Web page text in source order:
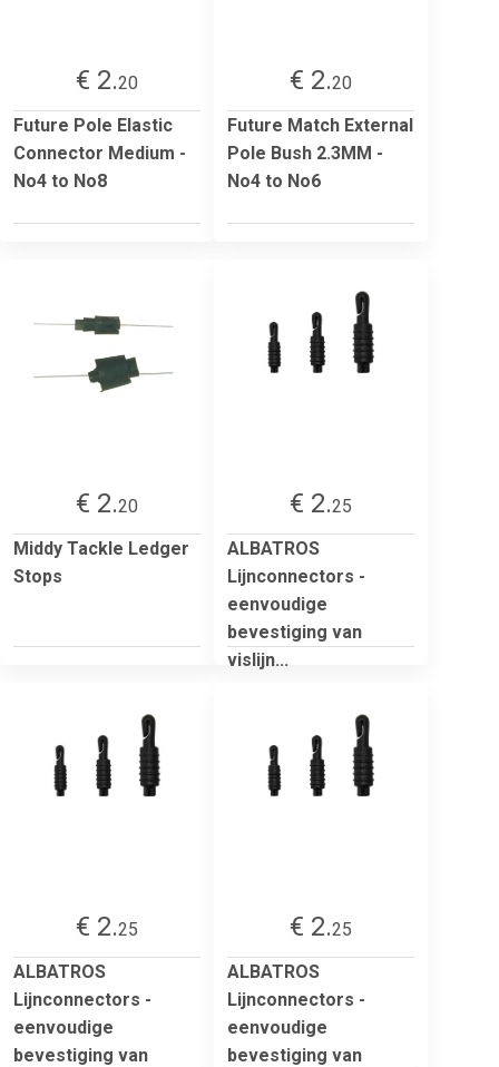
€ 2.20
Future Pole Elastic
Connector Medium -
No4 to No8
€ 2.20
Future Match External
Pole Bush 2.3MM -
No4 to No6
€ 2.20
Middy Tackle Ledger
Stops
€ 2.25
ALBATROS
Lijnconnectors -
eenvoudige
bevestiging van
vislijn...
€ 2.25
ALBATROS
Lijnconnectors -
eenvoudige
bevestiging van
€ 2.25
ALBATROS
Lijnconnectors -
eenvoudige
bevestiging van